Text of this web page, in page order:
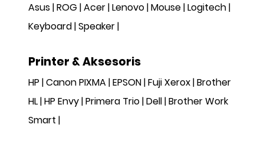
Asus ROG Acer Lenovo Mouse Logitech
Keyboard Speaker
Printer & Aksesoris
HP Canon PIXMA EPSON Fuji Xerox Brother
HL HP Envy Primera Trio Dell Brother Work
Smart